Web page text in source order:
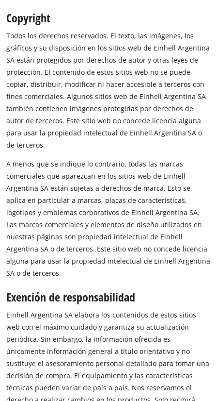
Copyright
Todos los derechos reservados. El texto, las imágenes, los
gráficos y su disposición en los sitios web de Einhell Argentina
SA están protegidos por derechos de autor y otras leyes de
protección. El contenido de estos sitios web no se puede
copiar, distribuir, modificar ni hacer accesible a terceros con
fines comerciales. Algunos sitios web de Einhell Argentina SA
también contienen imágenes protegidas por derechos de
autor de terceros. Este sitio web no concede licencia alguna
para usar la propiedad intelectual de Einhell Argentina SA o
de terceros.
A menos que se indique lo contrario, todas las marcas
comerciales que aparezcan en los sitios web de Einhell
Argentina SA están sujetas a derechos de marca. Esto se
aplica en particular a marcas, placas de características,
logotipos y emblemas corporativos de Einhell Argentina SA.
Las marcas comerciales y elementos de diseño utilizados en
nuestras páginas son propiedad intelectual de Einhell
Argentina SA o de terceros. Este sitio web no concede licencia
alguna para usar la propiedad intelectual de Einhell Argentina
SA o de terceros.
Exención de responsabilidad
Einhell Argentina SA elabora los contenidos de estos sitios
web con el máximo cuidado y garantiza su actualización
periódica. Sin embargo, la información ofrecida es
únicamente información general a título orientativo y no
sustituye el asesoramiento personal detallado para tomar una
decisión de compra. El equipamiento y las características
técnicas pueden variar de país a país. Nos reservamos el